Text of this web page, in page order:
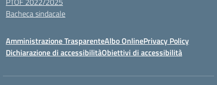
Bacheca sindacale
Amministrazione TrasparenteAlbo OnlinePrivacy Policy
Dichiarazione di accessibilitàObiettivi di accessibilità